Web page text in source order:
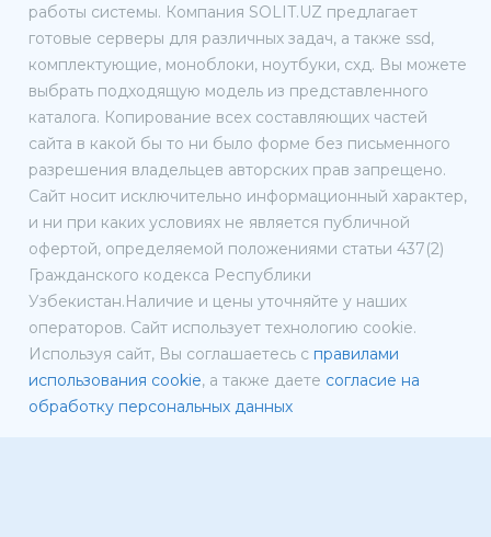
работы системы. Компания SOLIT.UZ предлагает
готовые серверы для различных задач, а также ssd,
комплектующие, моноблоки, ноутбуки, схд. Вы можете
выбрать подходящую модель из представленного
каталога. Копирование всех составляющих частей
сайта в какой бы то ни было форме без письменного
разрешения владельцев авторских прав запрещено.
Сайт носит исключительно информационный характер,
и ни при каких условиях не является публичной
офертой, определяемой положениями статьи 437(2)
Гражданского кодекса Республики
Узбекистан.Наличие и цены уточняйте у наших
операторов. Сайт использует технологию cookie.
Используя сайт, Вы соглашаетесь с правилами
использования cookie, а также даете согласие на
обработку персональных данных